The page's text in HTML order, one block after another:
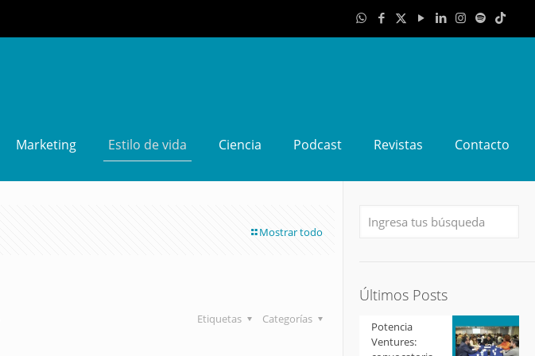
Marketing Estilo de vida Ciencia Podcast Revistas Contacto
Mostrar todo
Categorías
Etiquetas
Últimos Posts
Potencia
Ventures: